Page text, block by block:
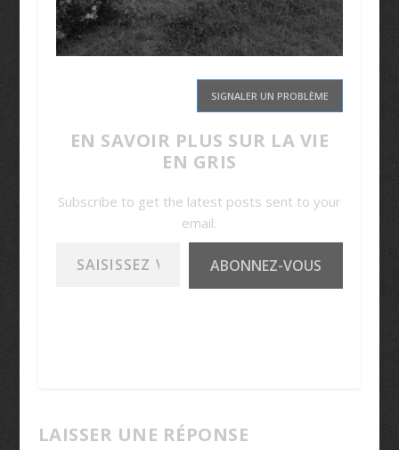
SIGNALER UN PROBLÈME
EN SAVOIR PLUS SUR LA VIE
EN GRIS
Subscribe to get the latest posts sent to your
email.
ABONNEZ-VOUS
LAISSER UNE RÉPONSE